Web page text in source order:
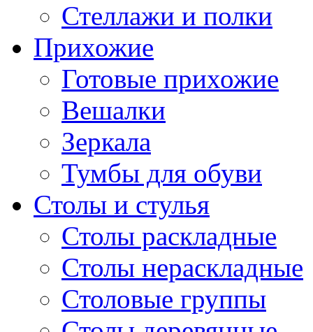
Стеллажи и полки
Прихожие
Готовые прихожие
Вешалки
Зеркала
Тумбы для обуви
Столы и стулья
Столы раскладные
Столы нераскладные
Столовые группы